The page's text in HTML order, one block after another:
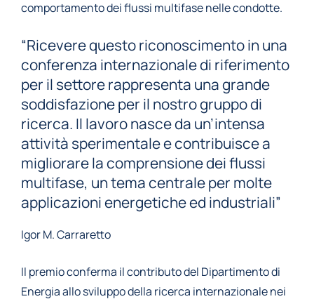
comportamento dei flussi multifase nelle condotte.
“Ricevere questo riconoscimento in una
conferenza internazionale di riferimento
per il settore rappresenta una grande
soddisfazione per il nostro gruppo di
ricerca. Il lavoro nasce da un’intensa
attività sperimentale e contribuisce a
migliorare la comprensione dei flussi
multifase, un tema centrale per molte
applicazioni energetiche ed industriali”
Igor M. Carraretto
Il premio conferma il contributo del Dipartimento di
Energia allo sviluppo della ricerca internazionale nei